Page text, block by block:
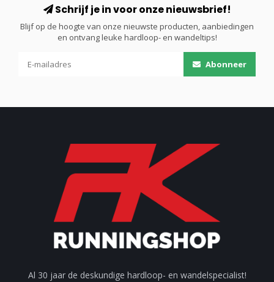
Schrijf je in voor onze nieuwsbrief!
Blijf op de hoogte van onze nieuwste producten, aanbiedingen
en ontvang leuke hardloop- en wandeltips!
Abonneer
Al 30 jaar de deskundige hardloop- en wandelspecialist!